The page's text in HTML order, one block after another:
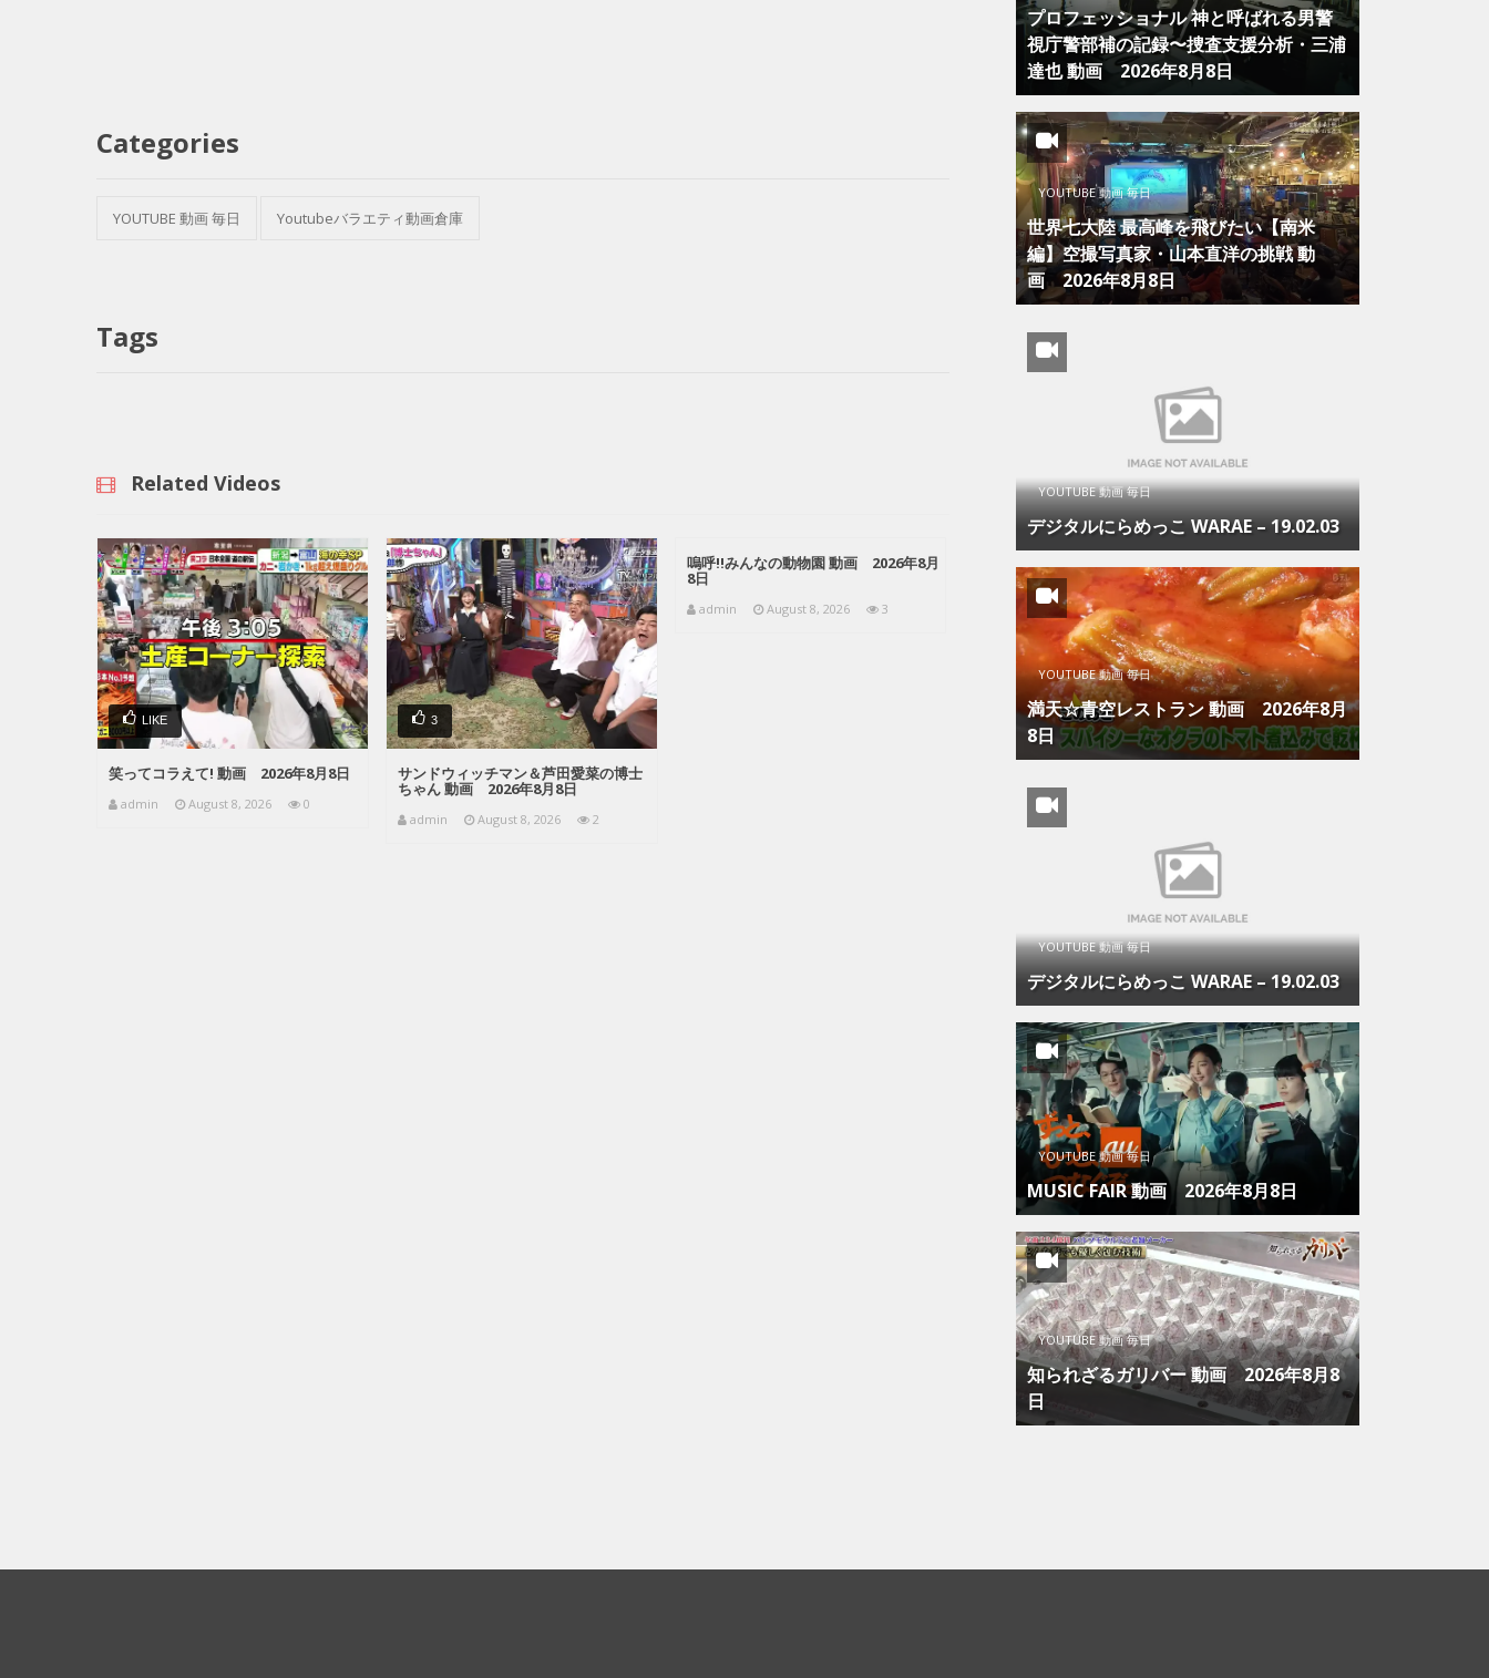
Categories
YOUTUBE 動画 毎日 Youtubeバラエティ動画倉庫
Tags
Related Videos
LIKE
笑ってコラえて! 動画 2026年8月8日
admin August 8, 2026 0
3
サンドウィッチマン＆芦田愛菜の博士
ちゃん 動画 2026年8月8日
admin August 8, 2026 2
嗚呼!!みんなの動物園 動画 2026年8月
8日
admin August 8, 2026 3
プロフェッショナル 神と呼ばれる男警
視庁警部補の記録〜捜査支援分析・三浦
達也 動画 2026年8月8日
YOUTUBE 動画 毎日
世界七大陸 最高峰を飛びたい【南米
編】空撮写真家・山本直洋の挑戦 動
画 2026年8月8日
YOUTUBE 動画 毎日
デジタルにらめっこ WARAE – 19.02.03
YOUTUBE 動画 毎日
満天☆青空レストラン 動画 2026年8月
8日
YOUTUBE 動画 毎日
デジタルにらめっこ WARAE – 19.02.03
YOUTUBE 動画 毎日
MUSIC FAIR 動画 2026年8月8日
YOUTUBE 動画 毎日
知られざるガリバー 動画 2026年8月8
日